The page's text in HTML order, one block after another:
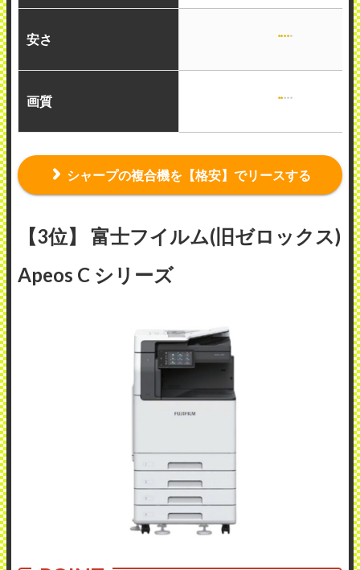
安さ
画質
シャープの複合機を【格安】でリースする
【3位】 富士フイルム(旧ゼロックス)
Apeos C シリーズ